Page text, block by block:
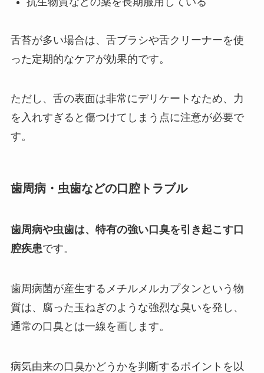
舌苔が多い場合は、舌ブラシや舌クリーナーを使
った定期的なケアが効果的です。
ただし、舌の表面は非常にデリケートなため、力
を入れすぎると傷つけてしまう点に注意が必要で
す。
歯周病・虫歯などの口腔トラブル
歯周病や虫歯は、特有の強い口臭を引き起こす口
腔疾患です。
歯周病菌が産生するメチルメルカプタンという物
質は、腐った玉ねぎのような強烈な臭いを発し、
通常の口臭とは一線を画します。
病気由来の口臭かどうかを判断するポイントを以